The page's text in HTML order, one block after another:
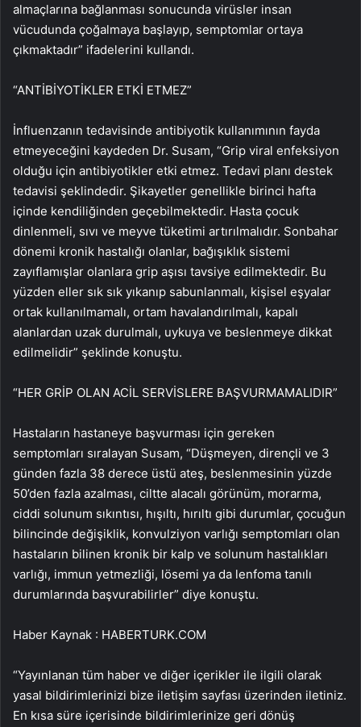
almaçlarına bağlanması sonucunda virüsler insan
vücudunda çoğalmaya başlayıp, semptomlar ortaya
çıkmaktadır” ifadelerini kullandı.
“ANTİBİYOTİKLER ETKİ ETMEZ”
İnfluenzanın tedavisinde antibiyotik kullanımının fayda
etmeyeceğini kaydeden Dr. Susam, “Grip viral enfeksiyon
olduğu için antibiyotikler etki etmez. Tedavi planı destek
tedavisi şeklindedir. Şikayetler genellikle birinci hafta
içinde kendiliğinden geçebilmektedir. Hasta çocuk
dinlenmeli, sıvı ve meyve tüketimi artırılmalıdır. Sonbahar
dönemi kronik hastalığı olanlar, bağışıklık sistemi
zayıflamışlar olanlara grip aşısı tavsiye edilmektedir. Bu
yüzden eller sık sık yıkanıp sabunlanmalı, kişisel eşyalar
ortak kullanılmamalı, ortam havalandırılmalı, kapalı
alanlardan uzak durulmalı, uykuya ve beslenmeye dikkat
edilmelidir” şeklinde konuştu.
“HER GRİP OLAN ACİL SERVİSLERE BAŞVURMAMALIDIR”
Hastaların hastaneye başvurması için gereken
semptomları sıralayan Susam, “Düşmeyen, dirençli ve 3
günden fazla 38 derece üstü ateş, beslenmesinin yüzde
50’den fazla azalması, ciltte alacalı görünüm, morarma,
ciddi solunum sıkıntısı, hışıltı, hırıltı gibi durumlar, çocuğun
bilincinde değişiklik, konvulziyon varlığı semptomları olan
hastaların bilinen kronik bir kalp ve solunum hastalıkları
varlığı, immun yetmezliği, lösemi ya da lenfoma tanılı
durumlarında başvurabilirler” diye konuştu.
Haber Kaynak : HABERTURK.COM
“Yayınlanan tüm haber ve diğer içerikler ile ilgili olarak
yasal bildirimlerinizi bize iletişim sayfası üzerinden iletiniz.
En kısa süre içerisinde bildirimlerinize geri dönüş